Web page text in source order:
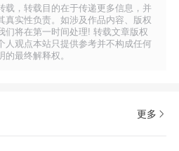
载，转载目的在于传递更多信息，并
真实性负责。如涉及作品内容、版权
们将在第一时间处理! 转载文章版权
人观点本站只提供参考并不构成任何
最终解释权。
更多